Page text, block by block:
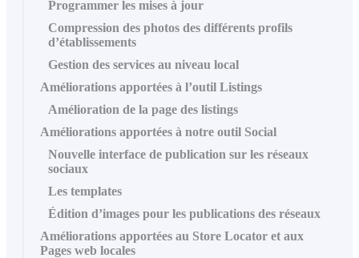
Programmer les mises à jour
Compression des photos des différents profils
d’établissements
Gestion des services au niveau local
Améliorations apportées à l’outil Listings
Amélioration de la page des listings
Améliorations apportées à notre outil Social
Nouvelle interface de publication sur les réseaux
sociaux
Les templates
Édition d’images pour les publications des réseaux
Améliorations apportées au Store Locator et aux
Pages web locales